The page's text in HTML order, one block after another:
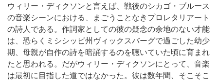
ウィリー・ディクソンと言えば、戦後のシカゴ・ブルース
の音楽シーンにおける、まごうことなきプロレタリアート
の詩人である。作詞家としての彼の疑念の余地のない才能
は、恐らくミシシッピ州ヴィックスバーグで過ごした幼少
期、母親が自作の詩を暗誦するのを聴いていた頃に育まれ
たと思われる。だがウィリー・ディクソンにとって、音楽
は最初に目指した道ではなかった。彼は数年間、そこそこ